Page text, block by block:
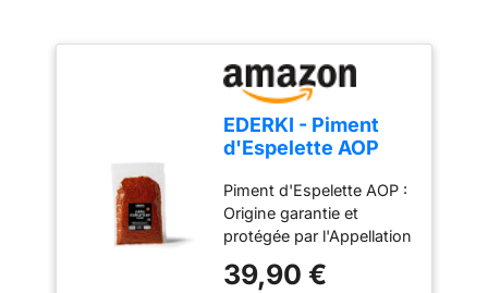
EDERKI - Piment
d'Espelette AOP
Piment d'Espelette AOP :
Origine garantie et
protégée par l'Appellation
(AOP), cultivé et
39,90 €